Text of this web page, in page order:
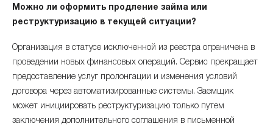
Можно ли оформить продление займа или
реструктуризацию в текущей ситуации?
Организация в статусе исключенной из реестра ограничена в
проведении новых финансовых операций. Сервис прекращает
предоставление услуг пролонгации и изменения условий
договора через автоматизированные системы. Заемщик
может инициировать реструктуризацию только путем
заключения дополнительного соглашения в письменной